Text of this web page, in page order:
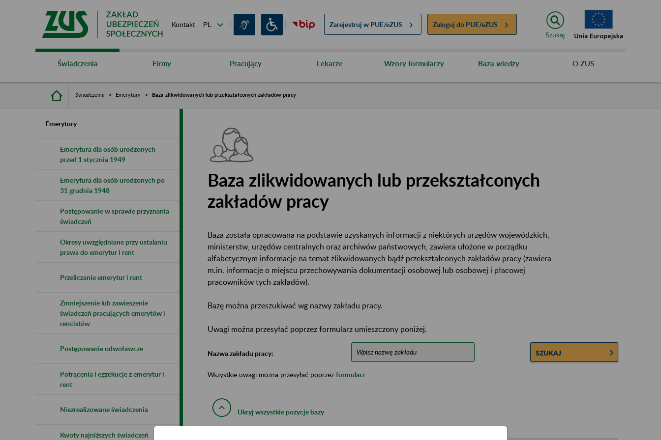
Kontakt Zarejestruj w PUE/eZUS Zaloguj do PUE/eZUS
Szukaj
Świadczenia Firmy Pracujący Lekarze Wzory formularzy Baza wiedzy O ZUS
Świadczenia Emerytury Baza zlikwidowanych lub przekształconych zakładów pracy
Emerytury
Emerytura dla osób urodzonych
przed 1 stycznia 1949
Emerytura dla osób urodzonych po
31 grudnia 1948
Postępowanie w sprawie przyznania
świadczeń
Okresy uwzględniane przy ustalaniu
prawa do emerytur i rent
Przeliczanie emerytur i rent
Zmniejszenie lub zawieszenie
świadczeń pracujących emerytów i
rencistów
Postępowanie odwoławcze
Potrącenia i egzekucje z emerytur i
rent
Niezrealizowane świadczenia
Kwoty najniższych świadczeń
Baza zlikwidowanych lub przekształconych
zakładów pracy
Baza została opracowana na podstawie uzyskanych informacji z niektórych urzędów wojewódzkich,
ministerstw, urzędów centralnych oraz archiwów państwowych, zawiera ułożone w porządku
alfabetycznym informacje na temat zlikwidowanych bądź przekształconych zakładów pracy (zawiera
m.in. informacje o miejscu przechowywania dokumentacji osobowej lub osobowej i płacowej
pracowników tych zakładów).
Bazę można przeszukiwać wg nazwy zakładu pracy.
Uwagi można przesyłać poprzez formularz umieszczony poniżej.
Nazwa zakładu pracy: SZUKAJ
Wszystkie uwagi można przesyłać poprzez formularz
Ukryj wszystkie pozycje bazy